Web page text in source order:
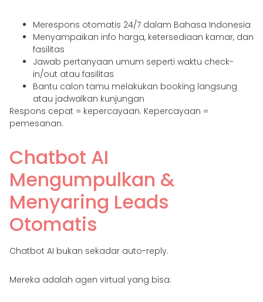
Merespons otomatis 24/7 dalam Bahasa Indonesia
Menyampaikan info harga, ketersediaan kamar, dan
fasilitas
Jawab pertanyaan umum seperti waktu check-
in/out atau fasilitas
Bantu calon tamu melakukan booking langsung
atau jadwalkan kunjungan
Respons cepat = kepercayaan. Kepercayaan =
pemesanan.
Chatbot AI
Mengumpulkan &
Menyaring Leads
Otomatis
Chatbot AI bukan sekadar auto-reply.
Mereka adalah agen virtual yang bisa: